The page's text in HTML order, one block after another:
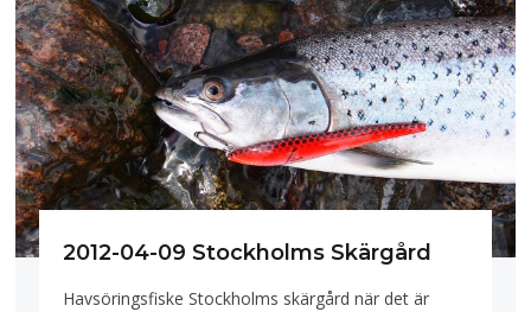
2012-04-09 Stockholms Skärgård
Havsöringsfiske Stockholms skärgård när det är